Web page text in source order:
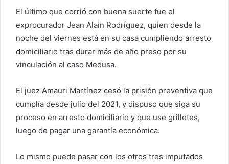
El último que corrió con buena suerte fue el
exprocurador Jean Alain Rodríguez, quien desde la
noche del viernes está en su casa cumpliendo arresto
domiciliario tras durar más de año preso por su
vinculación al caso Medusa.
El juez Amauri Martínez cesó la prisión preventiva que
cumplía desde julio del 2021, y dispuso que siga su
proceso en arresto domiciliario y que use grilletes,
luego de pagar una garantía económica.
Lo mismo puede pasar con los otros tres imputados